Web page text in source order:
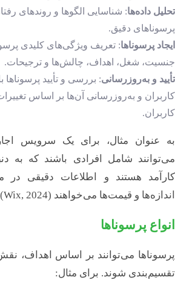
تحلیل داده‌ها: شناسایی الگوها و روندهای
پرسوناهای دقیق.
ایجاد پرسوناها: تعریف ویژگی‌های کلیدی
جنسیت، شغل، اهداف، چالش‌ها و ترجیحات.
تأیید و به‌روزرسانی: بررسی و تأیید پرسوناها
کاربران و به‌روزرسانی آن‌ها بر اساس
کاربران.
به عنوان مثال، برای یک سرویس
می‌توانند شامل افرادی باشند که به
کارآمد هستند و اطلاعات دقیقی در
اندازه‌ها و قیمت‌ها می‌خواهند (Wix, 2024).
انواع پرسوناها
پرسوناها می‌توانند بر اساس اهداف،
تقسیم‌بندی شوند. برای مثال: